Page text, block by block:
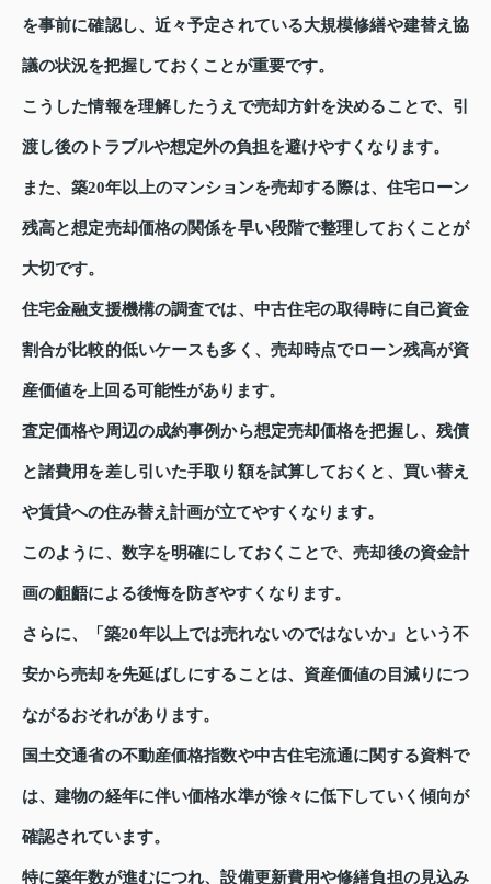
を事前に確認し、近々予定されている大規模修繕や建替え協
議の状況を把握しておくことが重要です。
こうした情報を理解したうえで売却方針を決めることで、引
渡し後のトラブルや想定外の負担を避けやすくなります。
また、築20年以上のマンションを売却する際は、住宅ローン
残高と想定売却価格の関係を早い段階で整理しておくことが
大切です。
住宅金融支援機構の調査では、中古住宅の取得時に自己資金
割合が比較的低いケースも多く、売却時点でローン残高が資
産価値を上回る可能性があります。
査定価格や周辺の成約事例から想定売却価格を把握し、残債
と諸費用を差し引いた手取り額を試算しておくと、買い替え
や賃貸への住み替え計画が立てやすくなります。
このように、数字を明確にしておくことで、売却後の資金計
画の齟齬による後悔を防ぎやすくなります。
さらに、「築20年以上では売れないのではないか」という不
安から売却を先延ばしにすることは、資産価値の目減りにつ
ながるおそれがあります。
国土交通省の不動産価格指数や中古住宅流通に関する資料で
は、建物の経年に伴い価格水準が徐々に低下していく傾向が
確認されています。
特に築年数が進むにつれ、設備更新費用や修繕負担の見込み